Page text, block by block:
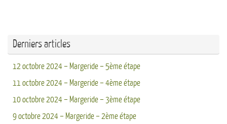
Derniers articles
12 octobre 2024 – Margeride – 5ème étape
11 octobre 2024 – Margeride – 4ème étape
10 octobre 2024 – Margeride – 3ème étape
9 octobre 2024 – Margeride – 2ème étape